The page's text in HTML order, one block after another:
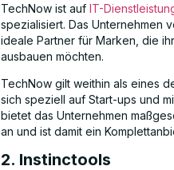
TechNow ist auf IT-
spezialisiert. Das Unternehmen
ideale Partner für Marken, die
ausbauen möchten.
TechNow gilt weithin als eines
sich speziell auf Start-ups und
bietet das Unternehmen
an und ist damit ein
2. Instinctools